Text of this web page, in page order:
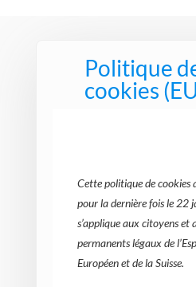
Politique
cookies
Cette politique de cookies
pour la dernière fois le 22
s’applique aux citoyens et
permanents légaux de
Européen et de la Suisse.